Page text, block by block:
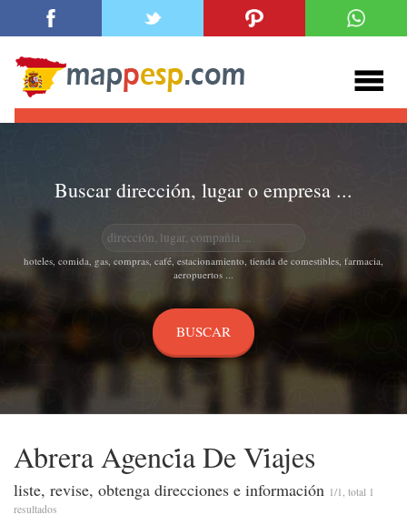
Buscar dirección, lugar o empresa ...
hoteles, comida, gas, compras, café, estacionamiento, tienda de comestibles, farmacia,
aeropuertos ...
Abrera Agenci̇a De Vi̇ajes
liste, revise, obtenga direcciones e información 1/1, total 1
resultados